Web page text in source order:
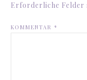
Erforderliche Felder
KOMMENTAR*